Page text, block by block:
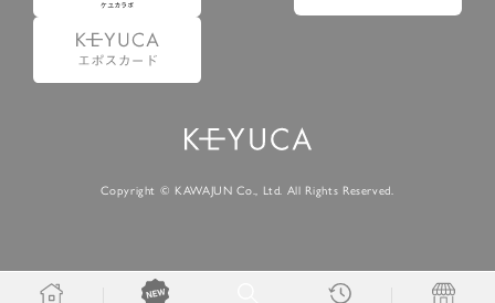
Copyright © KAWAJUN Co., Ltd. All Rights Reserved.